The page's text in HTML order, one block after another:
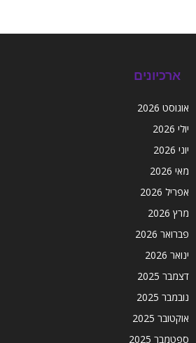
ארכיונים
אוגוסט 2026
יולי 2026
יוני 2026
מאי 2026
אפריל 2026
מרץ 2026
פברואר 2026
ינואר 2026
דצמבר 2025
נובמבר 2025
אוקטובר 2025
ספטמבר 2025